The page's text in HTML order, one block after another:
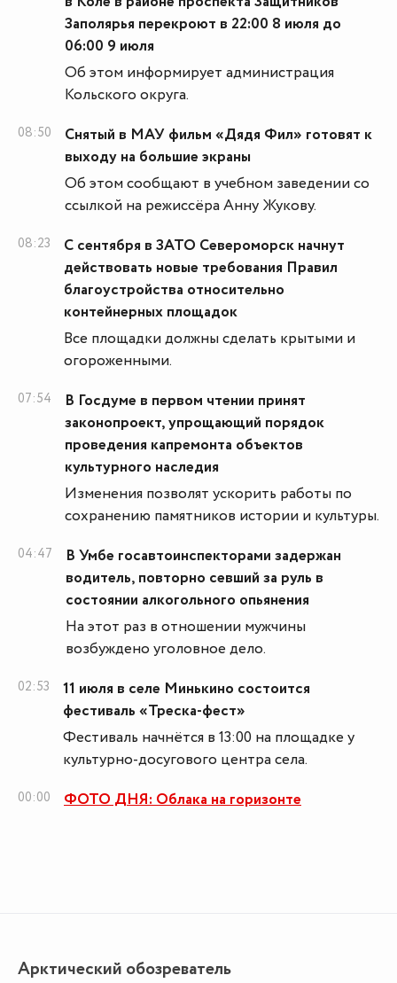
Заполярья перекроют в 22:00 8 июля до
06:00 9 июля
Об этом информирует администрация
Кольского округа.
08:50
Снятый в МАУ фильм «Дядя Фил» готовят к
выходу на большие экраны
Об этом сообщают в учебном заведении со
ссылкой на режиссёра Анну Жукову.
08:23
С сентября в ЗАТО Североморск начнут
действовать новые требования Правил
благоустройства относительно
контейнерных площадок
Все площадки должны сделать крытыми и
огороженными.
07:54
В Госдуме в первом чтении принят
законопроект, упрощающий порядок
проведения капремонта объектов
культурного наследия
Изменения позволят ускорить работы по
сохранению памятников истории и культуры.
04:47
В Умбе госавтоинспекторами задержан
водитель, повторно севший за руль в
состоянии алкогольного опьянения
На этот раз в отношении мужчины
возбуждено уголовное дело.
02:53
11 июля в селе Минькино состоится
фестиваль «Треска-фест»
Фестиваль начнётся в 13:00 на площадке у
культурно-досугового центра села.
00:00 ФОТО ДНЯ: Облака на горизонте
Арктический обозреватель